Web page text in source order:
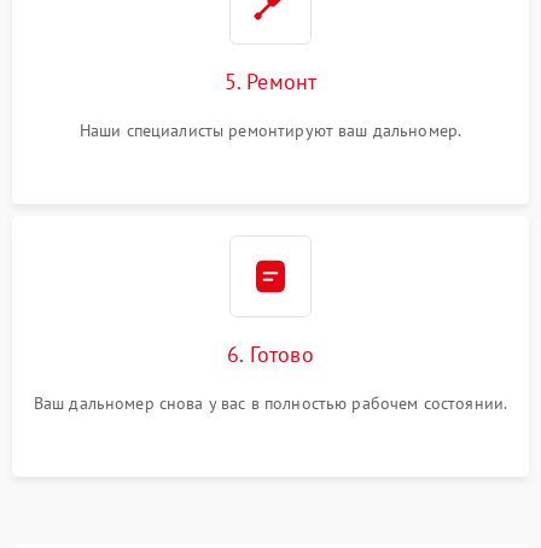
5. Ремонт
Наши специалисты ремонтируют ваш дальномер.
6. Готово
Ваш дальномер снова у вас в полностью рабочем состоянии.